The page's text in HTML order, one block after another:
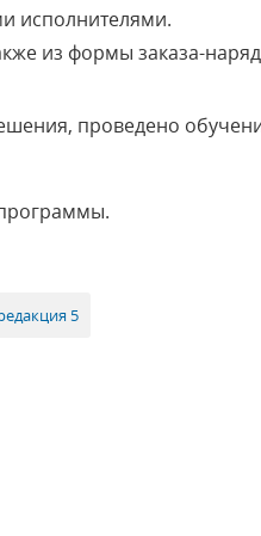
исполнителями.
из формы заказа-
проведено
5